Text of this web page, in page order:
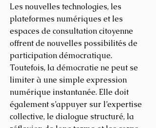
Les nouvelles technologies, les
plateformes numériques et les
espaces de consultation citoyenne
offrent de nouvelles possibilités de
participation démocratique.
Toutefois, la démocratie ne peut se
limiter à une simple expression
numérique instantanée. Elle doit
également s’appuyer sur l’expertise
collective, le dialogue structuré, la